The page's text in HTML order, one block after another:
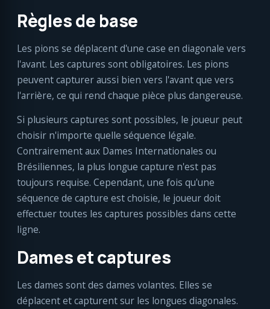
Règles de base
Les pions se déplacent d'une case en diagonale vers
l'avant. Les captures sont obligatoires. Les pions
peuvent capturer aussi bien vers l'avant que vers
l'arrière, ce qui rend chaque pièce plus dangereuse.
Si plusieurs captures sont possibles, le joueur peut
choisir n'importe quelle séquence légale.
Contrairement aux Dames Internationales ou
Brésiliennes, la plus longue capture n'est pas
toujours requise. Cependant, une fois qu'une
séquence de capture est choisie, le joueur doit
effectuer toutes les captures possibles dans cette
ligne.
Dames et captures
Les dames sont des dames volantes. Elles se
déplacent et capturent sur les longues diagonales.